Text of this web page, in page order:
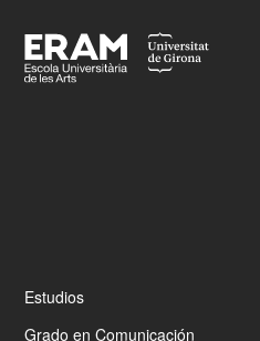
Footer
Estudios
Grado en Comunicación